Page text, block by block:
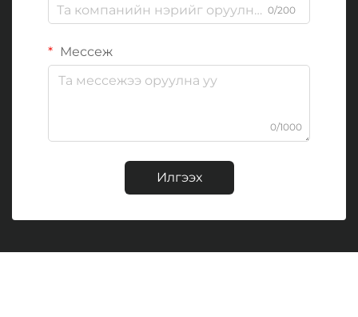
0/200
Мессеж
0/1000
Илгээх